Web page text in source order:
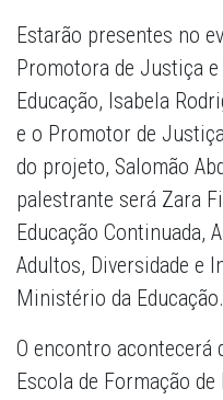
Estarão presentes no
Promotora de Justiça e
Educação, Isabela
e o Promotor de
do projeto, Salomão
palestrante será Zara
Educação Continuada,
Adultos, Diversidade e
Ministério da Educação.
O encontro acontecerá
Escola de Formação